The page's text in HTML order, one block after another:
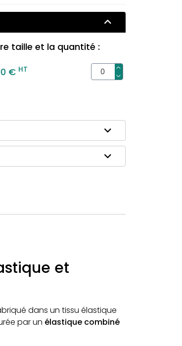
taille et la quantité :
€ HT
et
dans un tissu élastique
par un élastique combiné